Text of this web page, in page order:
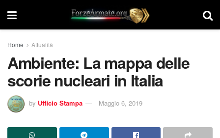
Home Attualità
Ambiente: La mappa delle
scorie nucleari in Italia
by Ufficio Stampa Maggio 6, 2019